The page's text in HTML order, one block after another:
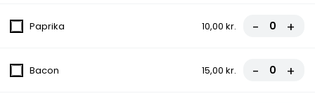
Tomatsauce, Ost, Hakket oksekød,
fra 90,00 kr.
Paprika 10,00 kr. - +
Bacon 15,00 kr. - +